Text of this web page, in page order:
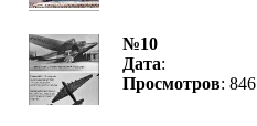
№10
Дата:
Просмотров: 846